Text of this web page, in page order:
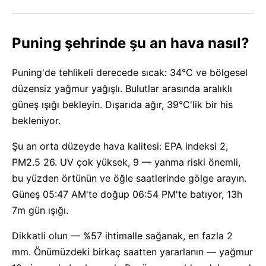
Puning şehrinde şu an hava nasıl?
Puning'de tehlikeli derecede sıcak: 34°C ve bölgesel
düzensiz yağmur yağışlı. Bulutlar arasında aralıklı
güneş ışığı bekleyin. Dışarıda ağır, 39°C'lik bir his
bekleniyor.
Şu an orta düzeyde hava kalitesi: EPA indeksi 2,
PM2.5 26. UV çok yüksek, 9 — yanma riski önemli,
bu yüzden örtünün ve öğle saatlerinde gölge arayın.
Güneş 05:47 AM'te doğup 06:54 PM'te batıyor, 13h
7m gün ışığı.
Dikkatli olun — %57 ihtimalle sağanak, en fazla 2
mm. Önümüzdeki birkaç saatten yararlanın — yağmur